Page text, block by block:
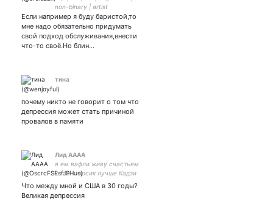
non-binary | artist
(fd:megalobox,gk,naruto)
Если например я буду баристой,то
мне надо обязательно придумать
свой подход обслуживания,внести
что-то своё.Но блин…
тина
почему никто не говорит о том что
депрессия может стать причиной
провалов в памяти
Лид АААА
я ем вафли живу счастьем
котик марсик лучше Кадзи
Что между мной и США в 30 годы?
Великая депрессия